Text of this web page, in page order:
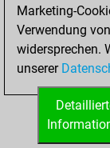
Türme auf
STARTSEITE
Marketing-
Verwendung
widersprechen.
unserer